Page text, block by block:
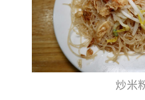
炒米